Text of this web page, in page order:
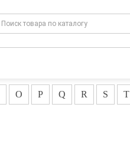
O P Q R S T